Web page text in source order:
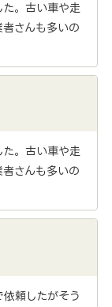
。古い車や走
さんも多いの
。古い車や走
さんも多いの
頼したがそう